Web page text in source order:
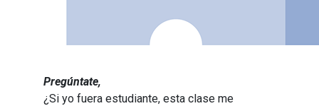
Pregúntate,
¿Si yo fuera estudiante, esta clase me